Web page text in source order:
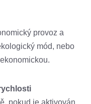
provoz a
mód, nebo